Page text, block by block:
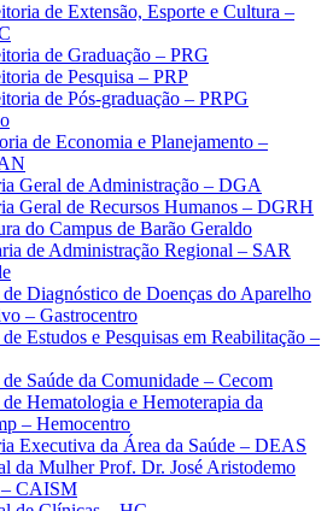
de Extensão, Esporte e Cultura –
de Graduação – PRG
de Pesquisa – PRP
de Pós-graduação – PRPG
de Economia e Planejamento –
Geral de Administração – DGA
Geral de Recursos Humanos – DGRH
do Campus de Barão Geraldo
de Administração Regional – SAR
Diagnóstico de Doenças do Aparelho
– Gastrocentro
Estudos e Pesquisas em Reabilitação –
Saúde da Comunidade – Cecom
Hematologia e Hemoterapia da
– Hemocentro
Executiva da Área da Saúde – DEAS
da Mulher Prof. Dr. José Aristodemo
CAISM